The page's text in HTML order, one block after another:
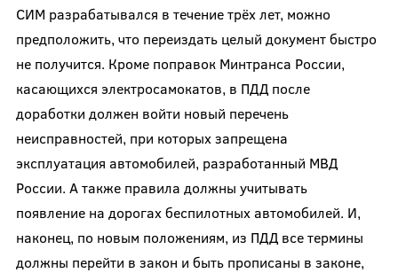
СИМ разрабатывался в течение трёх лет, можно
предположить, что переиздать целый документ быстро
не получится. Кроме поправок Минтранса России,
касающихся электросамокатов, в ПДД после
доработки должен войти новый перечень
неисправностей, при которых запрещена
эксплуатация автомобилей, разработанный МВД
России. А также правила должны учитывать
появление на дорогах беспилотных автомобилей. И,
наконец, по новым положениям, из ПДД все термины
должны перейти в закон и быть прописаны в законе,